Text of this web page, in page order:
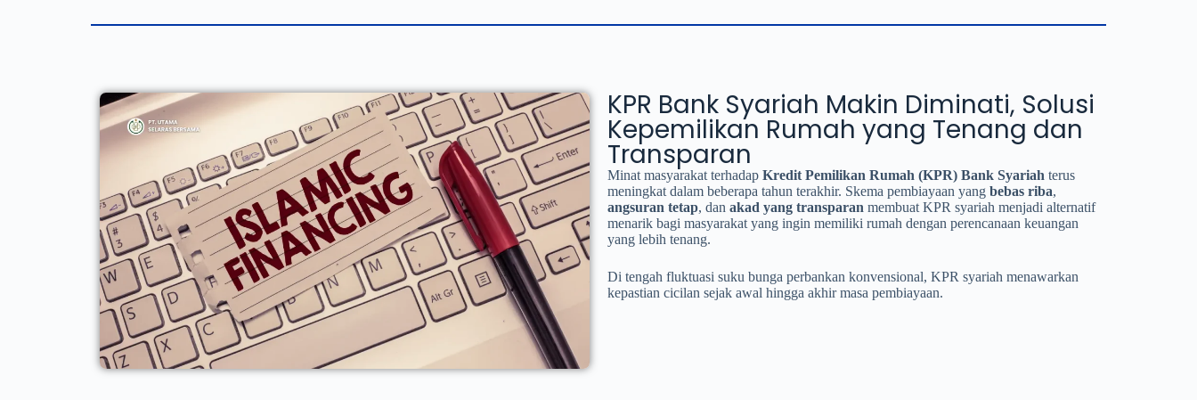
KPR Bank Syariah Makin Diminati, Solusi
Kepemilikan Rumah yang Tenang dan
Transparan
Minat masyarakat terhadap Kredit Pemilikan Rumah (KPR) Bank Syariah terus
meningkat dalam beberapa tahun terakhir. Skema pembiayaan yang bebas riba,
angsuran tetap, dan akad yang transparan membuat KPR syariah menjadi alternatif
menarik bagi masyarakat yang ingin memiliki rumah dengan perencanaan keuangan
yang lebih tenang.
Di tengah fluktuasi suku bunga perbankan konvensional, KPR syariah menawarkan
kepastian cicilan sejak awal hingga akhir masa pembiayaan.